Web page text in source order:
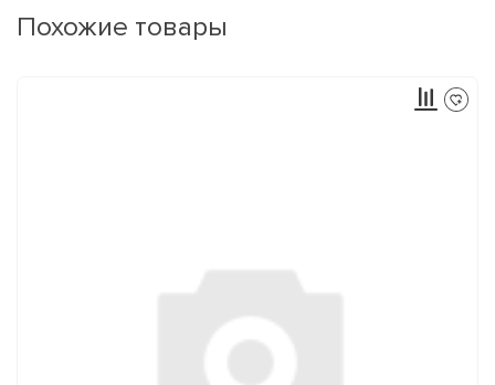
Похожие товары